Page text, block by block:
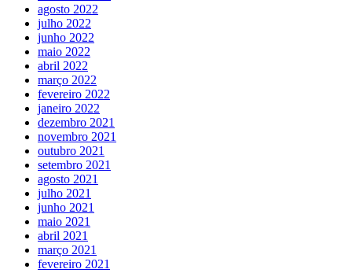
agosto 2022
julho 2022
junho 2022
maio 2022
abril 2022
março 2022
fevereiro 2022
janeiro 2022
dezembro 2021
novembro 2021
outubro 2021
setembro 2021
agosto 2021
julho 2021
junho 2021
maio 2021
abril 2021
março 2021
fevereiro 2021